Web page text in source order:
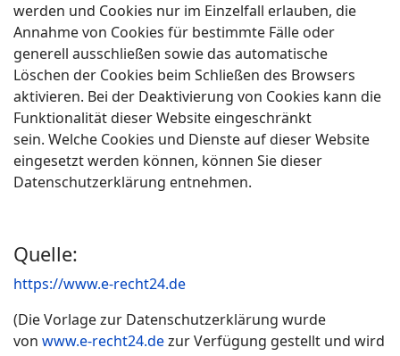
werden und Cookies nur im Einzelfall erlauben, die
Annahme von Cookies für bestimmte Fälle oder
generell ausschließen sowie das automatische
Löschen der Cookies beim Schließen des Browsers
aktivieren. Bei der Deaktivierung von Cookies kann die
Funktionalität dieser Website eingeschränkt
sein. Welche Cookies und Dienste auf dieser Website
eingesetzt werden können, können Sie dieser
Datenschutzerklärung entnehmen.
Quelle:
https://www.e-recht24.de
(Die Vorlage zur Datenschutzerklärung wurde
von www.e-recht24.dezur Verfügung gestellt und wird